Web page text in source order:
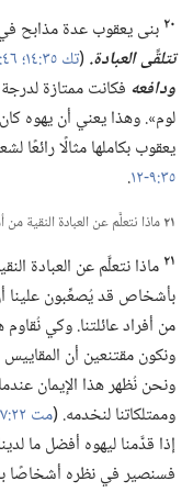
٢٠ بنى يعقوب عدة مذابح
تتلقَّى العبادة.‏(‏تك ٣٥:‏١٤؛‏
ودافعه فكانت ممتازة
لوم».‏ وهذا يعني أن يهوه
يعقوب بكاملها مثالًا
٣٥:‏٩-‏١٢
‏.‏
٢١ماذا نتعلَّم عن العبادة النقية من
٢١ ماذا نتعلَّم عن العبادة
بأشخاص قد يُصعِّبون علينا
من أفراد عائلتنا.‏ وكي
ونكون مقتنعين أن
ونحن نُظهر هذا الإيمان
وممتلكاتنا لنخدمه.‏ (‏مت ٢٢:‏٣٧-‏٤٠؛‏
إذا قدَّمنا ليهوه أفضل ما
فسنصير في نظره أشخاصًا